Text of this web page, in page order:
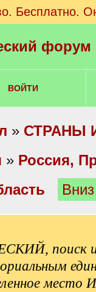
Бесплатно.
ВОЙТИ
» СТРАНЫ
» Россия,
поиск